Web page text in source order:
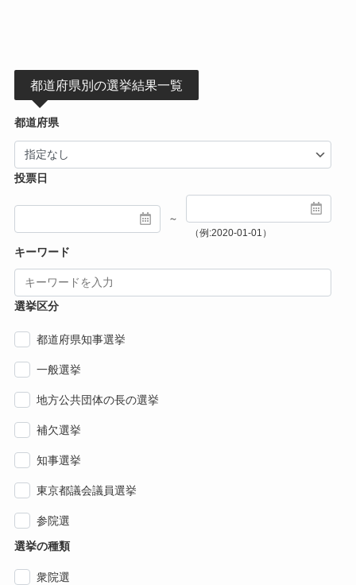
都道府県別の選挙結果一覧
都道府県
投票日
～
（例:2020-01-01）
キーワード
選挙区分
都道府県知事選挙
一般選挙
地方公共団体の長の選挙
補欠選挙
知事選挙
東京都議会議員選挙
参院選
選挙の種類
衆院選